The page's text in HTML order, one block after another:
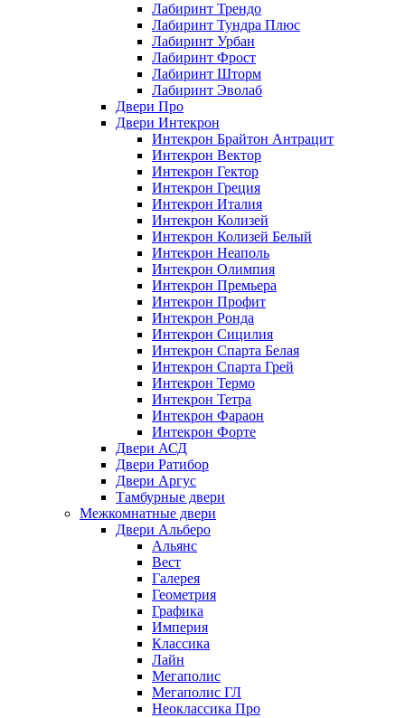
Лабиринт Трендо
Лабиринт Тундра Плюс
Лабиринт Урбан
Лабиринт Фрост
Лабиринт Шторм
Лабиринт Эволаб
Двери Про
Двери Интекрон
Интекрон Брайтон Антрацит
Интекрон Вектор
Интекрон Гектор
Интекрон Греция
Интекрон Италия
Интекрон Колизей
Интекрон Колизей Белый
Интекрон Неаполь
Интекрон Олимпия
Интекрон Премьера
Интекрон Профит
Интекрон Ронда
Интекрон Сицилия
Интекрон Спарта Белая
Интекрон Спарта Грей
Интекрон Термо
Интекрон Тетра
Интекрон Фараон
Интекрон Форте
Двери АСД
Двери Ратибор
Двери Аргус
Тамбурные двери
Межкомнатные двери
Двери Альберо
Альянс
Вест
Галерея
Геометрия
Графика
Империя
Классика
Лайн
Мегаполис
Мегаполис ГЛ
Неоклассика Про